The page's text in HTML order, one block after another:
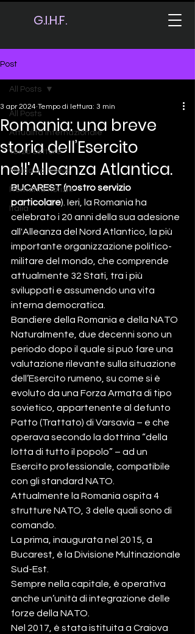
G.I.H.F.
Post
All Posts
Attualità internazionale
Terzo settore
Moldavia News
Romania notizie
Italia
All Posts
Romania: una breve
storia dell’Esercito
nell'Alleanza Atlantica.
3 apr 2024 Tempo di lettura: 3 min
BUCAREST (nostro servizio
particolare). Ieri, la Romania ha
celebrato i 20 anni della sua adesione
all'Alleanza del Nord Atlantico, la più
importante organizzazione politico-
militare del mondo, che comprende
attualmente 32 Stati, tra i più
sviluppati e assumendo una vita
interna democratica.
Bandiere della Romania e della NATO
Naturalmente, due decenni sono un
periodo dopo il quale si può fare una
valutazione rilevante sulla situazione
dell’Esercito rumeno, su come si è
evoluto da una Forza Armata di tipo
sovietico, appartenente al defunto
Patto (Trattato) di Varsavia – e che
operava secondo la dottrina “della
lotta di tutto il popolo” – ad un
Esercito professionale, compatibile
con gli standard NATO.
Attualmente la Romania ospita 4
strutture NATO, 3 delle quali sono di
comando.
La prima, inaugurata nel 2015, a
Bucarest, è la Divisione Multinazionale
Sud-Est.
Sempre nella capitale, è operativa
anche un’unità di integrazione delle
forze della NATO.
Nel 2017, è stata istituita a Craiova